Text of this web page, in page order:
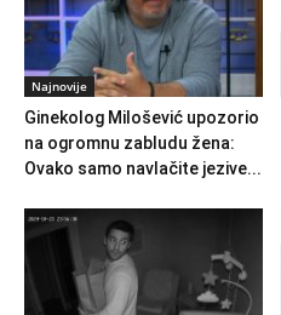
Najnovije
Ginekolog Milošević upozorio
na ogromnu zabludu žena:
Ovako samo navlačite jezive...